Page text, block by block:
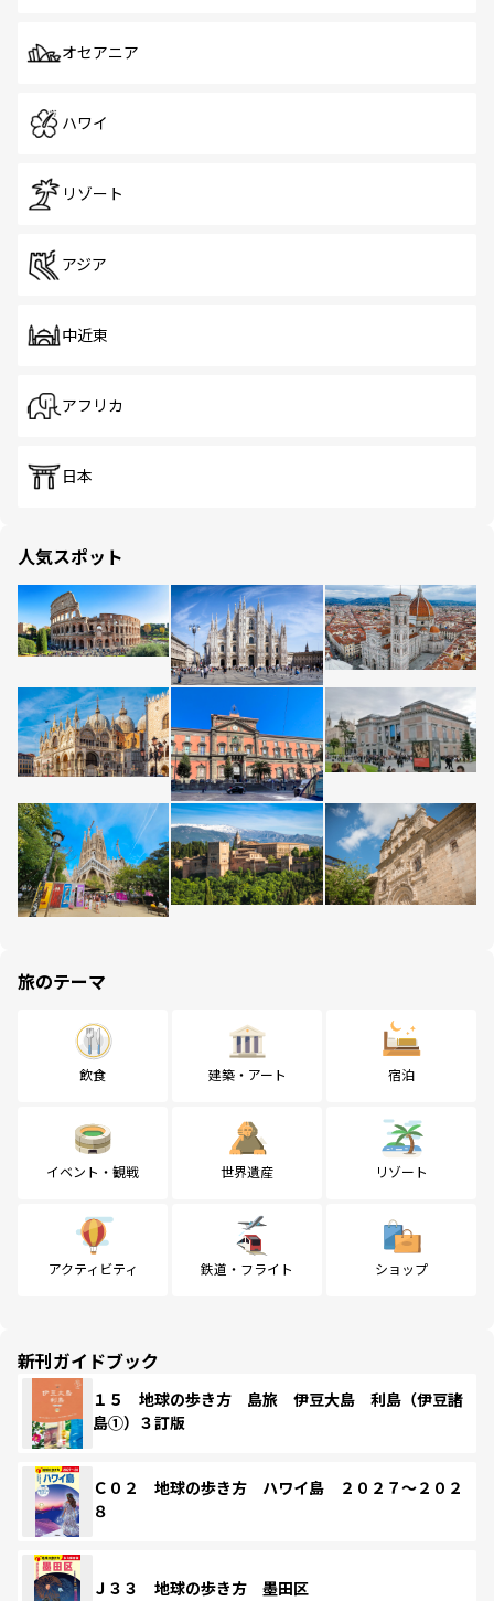
オセアニア
ハワイ
リゾート
アジア
中近東
アフリカ
日本
人気スポット
旅のテーマ
飲食 建築・アート 宿泊
イベント・観戦 世界遺産 リゾート
アクティビティ 鉄道・フライト ショップ
新刊ガイドブック
１５ 地球の歩き方 島旅 伊豆大島 利島（伊豆諸
島①）３訂版
Ｃ０２ 地球の歩き方 ハワイ島 ２０２７～２０２
８
Ｊ３３ 地球の歩き方 墨田区